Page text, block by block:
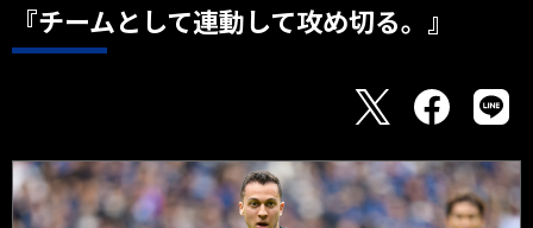
『チームとして連動して攻め切る。』